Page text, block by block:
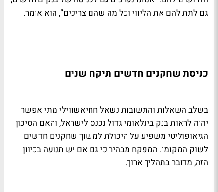
גם לתת להם את הליווי וכל מה שהם צריכים”, הוא אומר.
כניסת שחקנים חדשים תיקח שנים
בשלב השאלות והתשובות נשאל חחיאשווילי מתי אפשר
יהיה לראות בנק בינלאומי גדול נכנס לישראל, והאם הסיכון
הגיאופוליטי משפיע על היכולת למשוך שחקנים חדשים
לשוק המקומי. המפקח מבהיר כי גם אם יש תנועה בכיוון
הזה, מדובר בתהליך ארוך.